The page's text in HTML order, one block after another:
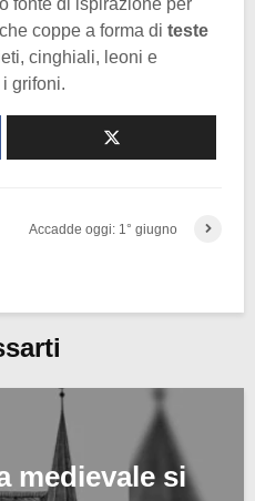
fonte di ispirazione per
coppe a forma di teste
cinghiali, leoni e
grifoni.
Accadde oggi: 1° giugno
medievale si